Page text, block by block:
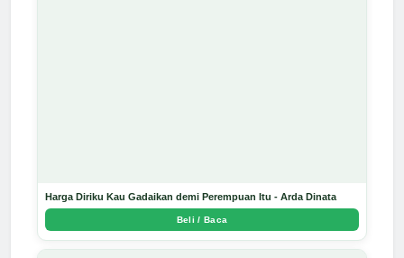
Harga Diriku Kau Gadaikan demi Perempuan Itu - Arda Dinata
Beli / Baca